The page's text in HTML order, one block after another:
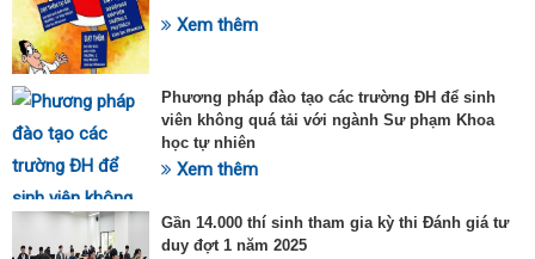
Xem thêm
Phương pháp đào tạo các trường ĐH để sinh
viên không quá tải với ngành Sư phạm Khoa
học tự nhiên
Xem thêm
Gần 14.000 thí sinh tham gia kỳ thi Đánh giá tư
duy đợt 1 năm 2025